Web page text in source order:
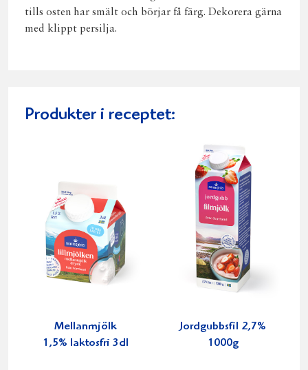
tills osten har smält och börjar få färg. Dekorera gärna
med klippt persilja.
Produkter i receptet:
Mellanmjölk
1,5% laktosfri 3dl
Jordgubbsfil 2,7%
1000g